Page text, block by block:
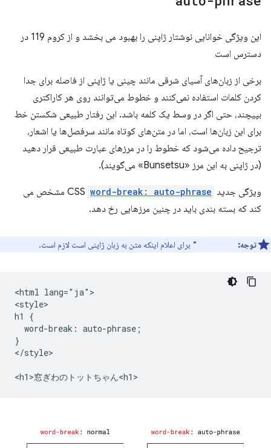
این ویژگی خوانایی نوشتار ژاپنی را بهبود می بخشد و از کروم 119 در
دسترس است
برخی از زبان‌های آسیای شرقی مانند چینی یا ژاپنی از فاصله برای جدا
کردن کلمات استفاده نمی‌کنند و خطوط می‌توانند روی هر کاراکتری
بپیچند، حتی اگر در وسط یک کلمه باشد. این رفتار طبیعی شکستن خط
برای این زبان‌ها است، اما در متن‌های کوتاه مانند سرفصل‌ها یا اشعار،
ترجیح داده می‌شود که خطوط را در مرزهای عبارت طبیعی قرار دهید
(در ژاپنی به این مرز «Bunsetsu» می‌گویند).
ویژگی جدید CSS word-break: auto-phrase
مشخص می
کند که بسته بندی باید در چنین مرزهایی رخ دهد.
توجه: برای اعلام اینکه متن به زبان ژاپنی است لازم است.
<html lang="ja">
<style>
h1 {
  word-break: auto-phrase;
}
</style>